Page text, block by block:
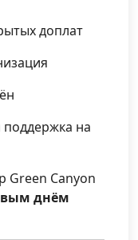
доплат
на
Green Canyon
днём